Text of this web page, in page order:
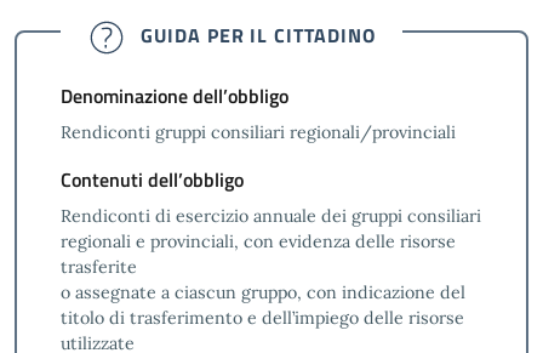
GUIDA PER IL CITTADINO
Denominazione dell’obbligo
Rendiconti gruppi consiliari regionali/provinciali
Contenuti dell’obbligo
Rendiconti di esercizio annuale dei gruppi consiliari
regionali e provinciali, con evidenza delle risorse
trasferite
o assegnate a ciascun gruppo, con indicazione del
titolo di trasferimento e dell’impiego delle risorse
utilizzate